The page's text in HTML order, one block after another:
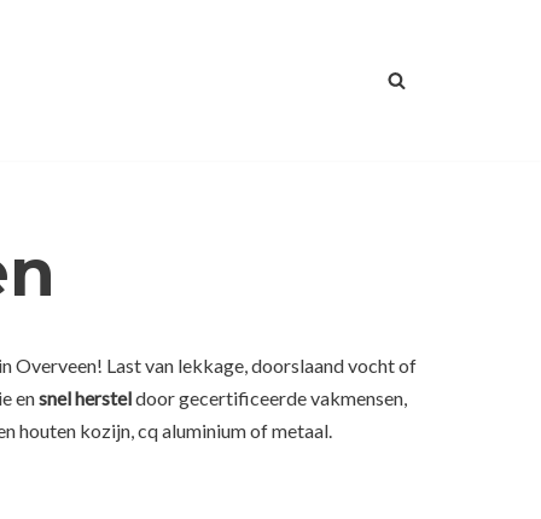
Overveen! Last van lekkage, doorslaand vocht of
ensnel hersteldoor gecertificeerde vakmensen,
houten kozijn, cq aluminium of metaal.